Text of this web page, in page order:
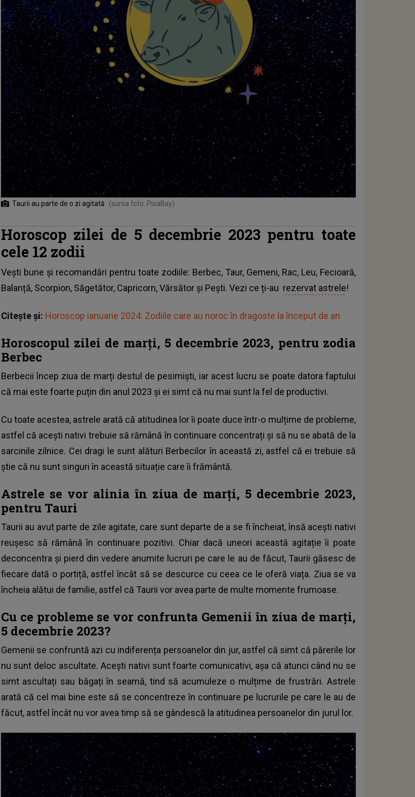
Taurii au parte de o zi agitată (sursa foto: PixaBay)
Horoscop zilei de 5 decembrie 2023 pentru toate
cele 12 zodii
Vești bune și recomandări pentru toate zodiile: Berbec, Taur, Gemeni, Rac, Leu, Fecioară,
Balanță, Scorpion, Săgetător, Capricorn, Vărsător și Pești. Vezi ce ți-au rezervat astrele!
Citește și: Horoscop ianuarie 2024: Zodiile care au noroc în dragoste la început de an
Horoscopul zilei de marți, 5 decembrie 2023, pentru zodia
Berbec
Berbecii încep ziua de marți destul de pesimiști, iar acest lucru se poate datora faptului
că mai este foarte puțin din anul 2023 și ei simt că nu mai sunt la fel de productivi.
Cu toate acestea, astrele arată că atitudinea lor îi poate duce într-o mulțime de probleme,
astfel că acești nativi trebuie să rămână în continuare concentrați și să nu se abată de la
sarcinile zilnice. Cei dragi le sunt alături Berbecilor în această zi, astfel că ei trebuie să
știe că nu sunt singuri în această situație care îi frământă.
Astrele se vor alinia în ziua de marți, 5 decembrie 2023,
pentru Tauri
Taurii au avut parte de zile agitate, care sunt departe de a se fi încheiat, însă acești nativi
reușesc să rămână în continuare pozitivi. Chiar dacă uneori această agitație îi poate
deconcentra și pierd din vedere anumite lucruri pe care le au de făcut, Taurii găsesc de
fiecare dată o portiță, astfel încât să se descurce cu ceea ce le oferă viața. Ziua se va
încheia alătui de familie, astfel că Taurii vor avea parte de multe momente frumoase.
Cu ce probleme se vor confrunta Gemenii în ziua de marți,
5 decembrie 2023?
Gemenii se confruntă azi cu indiferența persoanelor din jur, astfel că simt că părerile lor
nu sunt deloc ascultate. Acești nativi sunt foarte comunicativi, așa că atunci când nu se
simt ascultați sau băgați în seamă, tind să acumuleze o mulțime de frustrări. Astrele
arată că cel mai bine este să se concentreze în continuare pe lucrurile pe care le au de
făcut, astfel încât nu vor avea timp să se gândescă la atitudinea persoanelor din jurul lor.